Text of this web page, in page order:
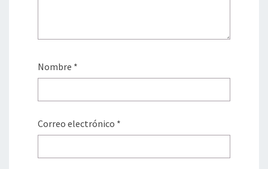
Nombre *
Correo electrónico *